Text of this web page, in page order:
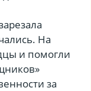
На
и помогли
за